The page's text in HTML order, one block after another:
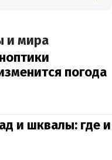
и мира
погода
и шквалы: где и